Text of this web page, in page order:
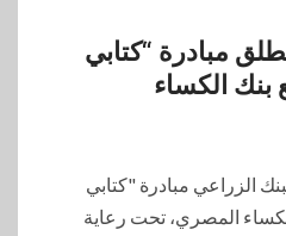
مبادرة “كتابي
بنك الكساء
الزراعي مبادرة "كتابي
المصري، تحت رعاية